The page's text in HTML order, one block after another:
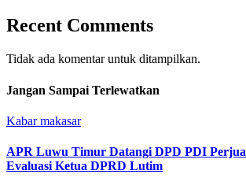
Recent Comments
Tidak ada komentar untuk ditampilkan.
Jangan Sampai Terlewatkan
Kabar makasar
APR Luwu Timur Datangi DPD PDI
Evaluasi Ketua DPRD Lutim